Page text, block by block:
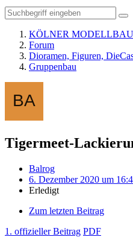
KÖLNER
Forum
Dioramen, Figuren,
Gruppenbau
Tigermeet-
Balrog
6. Dezember 2020 um
Erledigt
Zum letzten Beitrag
1. offizieller Beitrag PDF